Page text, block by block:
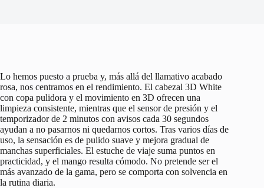
Lo hemos puesto a prueba y, más allá del llamativo acabado
rosa, nos centramos en el rendimiento. El cabezal 3D White
con copa pulidora y el movimiento en 3D ofrecen una
limpieza consistente, mientras que el sensor de presión y el
temporizador de 2 minutos con avisos cada 30 segundos
ayudan a no pasarnos ni quedarnos cortos. Tras varios días de
uso, la sensación es de pulido suave y mejora gradual de
manchas superficiales. El estuche de viaje suma puntos en
practicidad, y el mango resulta cómodo. No pretende ser el
más avanzado de la gama, pero se comporta con solvencia en
la rutina diaria.